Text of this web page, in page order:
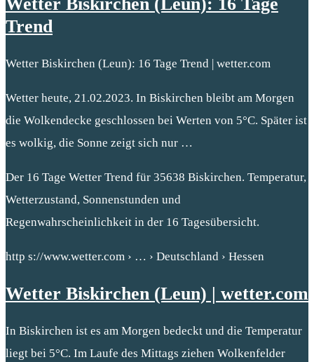
Trend
Wetter Biskirchen (Leun): 16 Tage Trend | wetter.com
Wetter heute, 21.02.2023. In Biskirchen bleibt am Morgen
die Wolkendecke geschlossen bei Werten von 5°C. Später ist
es wolkig, die Sonne zeigt sich nur …
Der 16 Tage Wetter Trend für 35638 Biskirchen. Temperatur,
Wetterzustand, Sonnenstunden und
Regenwahrscheinlichkeit in der 16 Tagesübersicht.
http s://www.wetter.com › … › Deutschland › Hessen
Wetter Biskirchen (Leun) | wetter.com
In Biskirchen ist es am Morgen bedeckt und die Temperatur
liegt bei 5°C. Im Laufe des Mittags ziehen Wolkenfelder